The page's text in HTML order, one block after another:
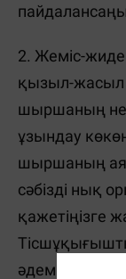
2. Жеміс-
қызыл-жасыл
шыршаның
ұзындау
шыршаның
сәбізді нық
қажетіңізге
әдемілеп